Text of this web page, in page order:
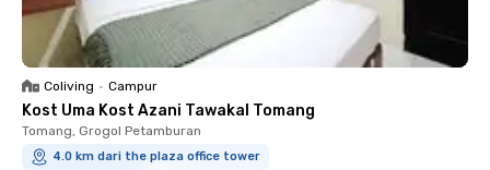
Coliving • Campur
Kost Uma Kost Azani Tawakal Tomang
Tomang, Grogol Petamburan
4.0 km dari the plaza office tower